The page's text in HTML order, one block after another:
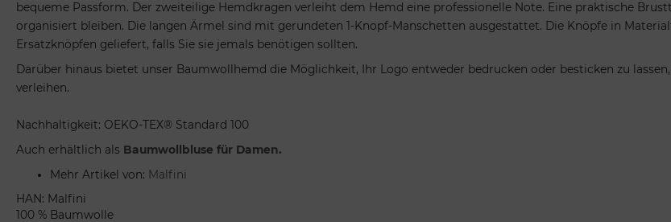
bequeme Passform. Der zweiteilige Hemdkragen verleiht dem Hemd eine professionelle Note. Eine praktische
organisiert bleiben. Die langen Ärmel sind mit gerundeten 1-Knopf-Manschetten ausgestattet. Die Knöpfe in
Ersatzknöpfen geliefert, falls Sie sie jemals benötigen sollten.
Darüber hinaus bietet unser Baumwollhemd die Möglichkeit, Ihr Logo entweder bedrucken oder besticken zu
verleihen.
Nachhaltigkeit: OEKO-TEX® Standard 100
Auch erhältlich als Baumwollbluse für Damen.
Mehr Artikel von: Malfini
HAN: Malfini
100 % Baumwolle